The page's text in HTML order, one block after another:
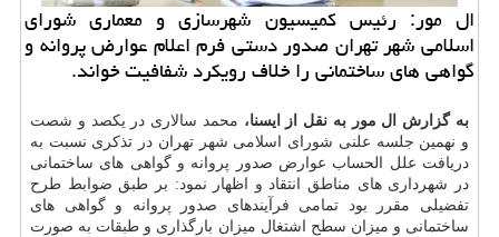
ال مور: رئیس كمیسیون شهرسازی و معماری شورای
اسلامی شهر تهران صدور دستی فرم اعلام عوارض پروانه و
گواهی های ساختمانی را خلاف رویكرد شفافیت خواند.
به گزارش ال مور به نقل از ایسنا، محمد سالاری در یكصد و شصت
و نهمین جلسه علنی شورای اسلامی شهر تهران در تذكری نسبت به
دریافت علل الحساب عوارض صدور پروانه و گواهی های ساختمانی
در شهرداری های مناطق انتقاد و اظهار نمود: بر طبق ضوابط طرح
تفضیلی مقرر بود تمامی فرآیندهای صدور پروانه و گواهی های
ساختمانی و میزان سطح اشتغال میزان بارگذاری و طبقات به صورت